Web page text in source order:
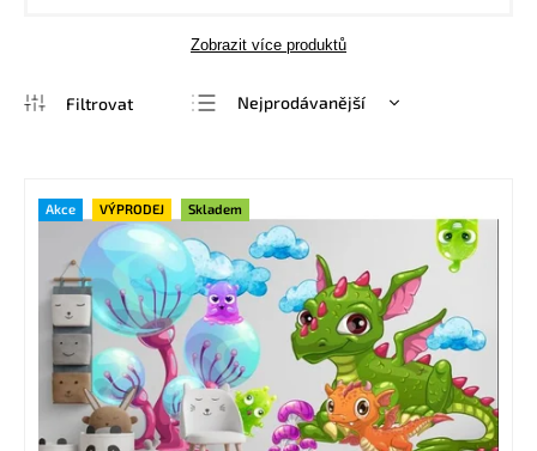
Zobrazit více produktů
Nejprodávanější
Abecedně
Akce VÝPRODEJ Skladem